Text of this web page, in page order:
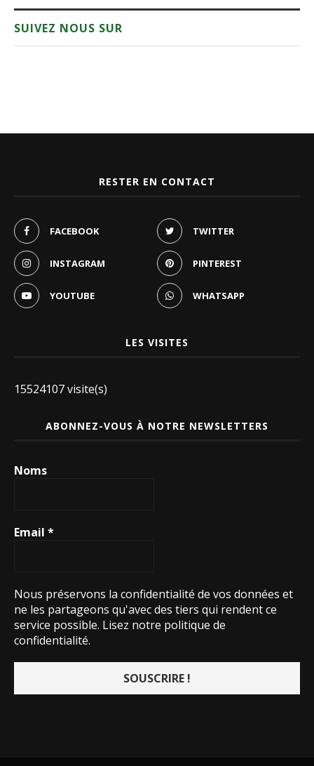
SUIVEZ NOUS SUR
RESTER EN CONTACT
FACEBOOK TWITTER
INSTAGRAM PINTEREST
YOUTUBE WHATSAPP
LES VISITES
15524107 visite(s)
ABONNEZ-VOUS À NOTRE NEWSLETTERS
Noms
Email *
Nous préservons la confidentialité de vos données et
ne les partageons qu'avec des tiers qui rendent ce
service possible. Lisez notre politique de
confidentialité.